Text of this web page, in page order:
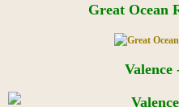
Great Ocean
Valence